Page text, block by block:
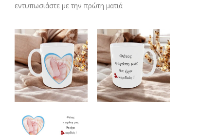
εντυπωσιάστε με την πρώτη ματιά